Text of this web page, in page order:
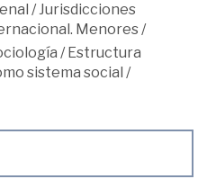
/Jurisdicciones
Menores/
/ Estructura
sistema social /